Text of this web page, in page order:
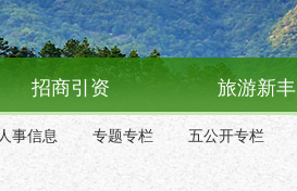
招商引资 旅游新丰
人事信息 专题专栏 五公开专栏